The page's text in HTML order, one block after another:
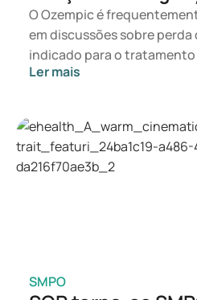
O Ozempic é
em discussões sobre perda
indicado para o
Caso procure um
adequado será
base na sua saúde, IMC e
medicamentos.
Ler mais
SMPO